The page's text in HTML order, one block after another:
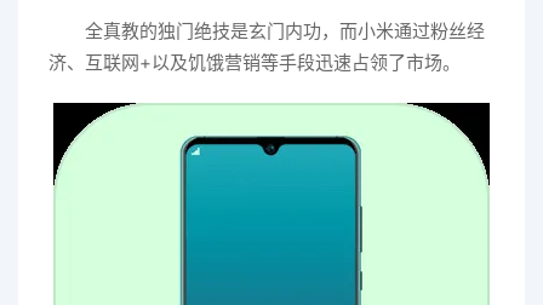
全真教的独门绝技是玄门内功，而小米通过粉丝经
济、互联网+以及饥饿营销等手段迅速占领了市场。